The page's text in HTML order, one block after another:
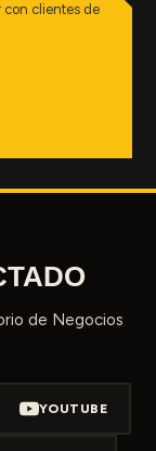
con clientes de
de Negocios
YOUTUBE